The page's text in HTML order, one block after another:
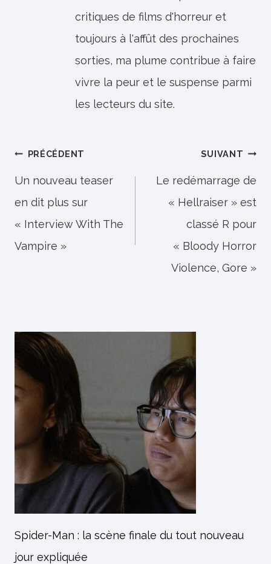
critiques de films d'horreur et
toujours à l'affût des prochaines
sorties, ma plume contribue à faire
vivre la peur et le suspense parmi
les lecteurs du site.
Navigation
de
l’article
PRÉCÉDENT
Un nouveau teaser
en dit plus sur
« Interview With The
Vampire »
SUIVANT
Le redémarrage de
« Hellraiser » est
classé R pour
« Bloody Horror
Violence, Gore »
Spider-Man : la scène finale du tout nouveau
jour expliquée